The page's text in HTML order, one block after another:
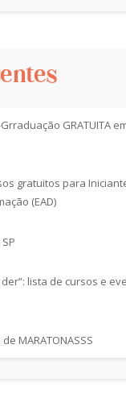
GRATUITA
gratuitos para
(EAD)
lista de cursos e
MARATONASSS